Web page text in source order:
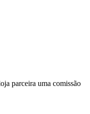
parceira uma comissão